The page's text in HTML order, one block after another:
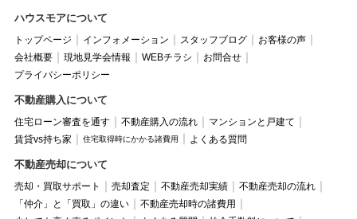
ハウスモアについて
トップページ インフォメーション スタッフブログ
お客様の声
会社概要
現地見学会情報 WEBチラシ
お問合せ
プライバシーポリシー
不動産購入について
住宅ローン審査を通す 不動産購入の流れ
マンションと戸建て
賃貸vs持ち家
住宅取得時にかかる諸費用 よくある質問
不動産売却について
売却・買取サポート 売却査定 不動産売却実績
不動産売却の流れ
「仲介」と「買取」の違い
不動産売却時の諸費用